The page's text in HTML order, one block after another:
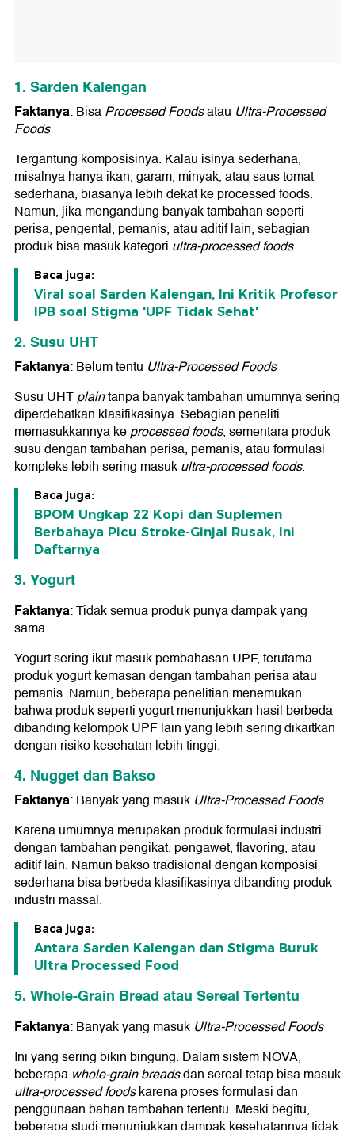
1. Sarden Kalengan
Faktanya: BisaProcessed Foodsatau Ultra-Processed
Foods
Tergantung komposisinya. Kalau isinya sederhana,
misalnya hanya ikan, garam, minyak, atau saus tomat
sederhana, biasanya lebih dekat ke processed foods.
Namun, jika mengandung banyak tambahan seperti
perisa, pengental, pemanis, atau aditif lain, sebagian
produk bisa masuk kategori ultra-processed foods.
Baca juga:
Viral soal Sarden Kalengan, Ini Kritik Profesor
IPB soal Stigma 'UPF Tidak Sehat'
2. Susu UHT
Faktanya: Belum tentu Ultra-Processed Foods
Susu UHTplaintanpa banyak tambahan umumnya sering
diperdebatkan klasifikasinya. Sebagian peneliti
memasukkannya keprocessed foods, sementara produk
susu dengan tambahan perisa, pemanis, atau formulasi
kompleks lebih sering masukultra-processed foods.
Baca juga:
BPOM Ungkap 22 Kopi dan Suplemen
Berbahaya Picu Stroke-Ginjal Rusak, Ini
Daftarnya
3. Yogurt
Faktanya: Tidak semua produk punya dampak yang
sama
Yogurt sering ikut masuk pembahasan UPF, terutama
produk yogurt kemasan dengan tambahan perisa atau
pemanis. Namun, beberapa penelitian menemukan
bahwa produk seperti yogurt menunjukkan hasil berbeda
dibanding kelompok UPF lain yang lebih sering dikaitkan
dengan risiko kesehatan lebih tinggi.
4. Nugget dan Bakso
Faktanya: Banyak yang masuk Ultra-Processed Foods
Karena umumnya merupakan produk formulasi industri
dengan tambahan pengikat, pengawet, flavoring, atau
aditif lain. Namun bakso tradisional dengan komposisi
sederhana bisa berbeda klasifikasinya dibanding produk
industri massal.
Baca juga:
Antara Sarden Kalengan dan Stigma Buruk
Ultra Processed Food
5. Whole-Grain Bread atau Sereal Tertentu
Faktanya: Banyak yang masuk Ultra-Processed Foods
Ini yang sering bikin bingung. Dalam sistem NOVA,
beberapa whole-grain breadsdan sereal tetap bisa masuk
ultra-processed foodskarena proses formulasi dan
penggunaan bahan tambahan tertentu. Meski begitu,